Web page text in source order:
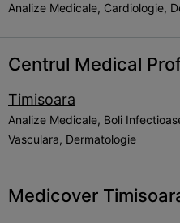
Analize Medicale, Cardiologie,
Centrul Medical
Timisoara
Analize Medicale, Boli
Vasculara, Dermatologie
Medicover